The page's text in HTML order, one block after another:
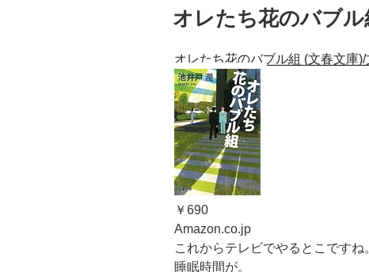
日:
オレたち花のバブル
オレたち花のバブル組 (文春文庫)/
￥690
Amazon.co.jp
これからテレビでやるとこですね
睡眠時間が。